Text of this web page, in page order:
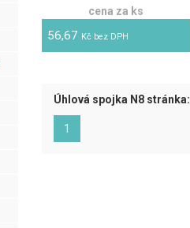
cena za ks
56,67 Kč bez DPH
Úhlová spojka N8 stránka:
1